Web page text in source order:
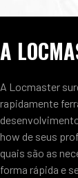
A
A Locmaster
rapidamente
how de seus
quais são as
forma rápida e